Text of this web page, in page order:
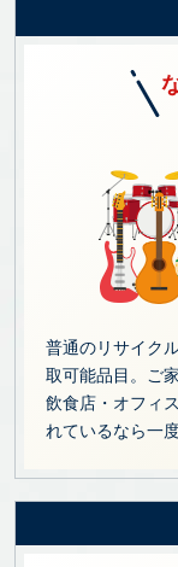
普通のリサイク
取可能品目。ご
飲食店・オフィ
れているなら一